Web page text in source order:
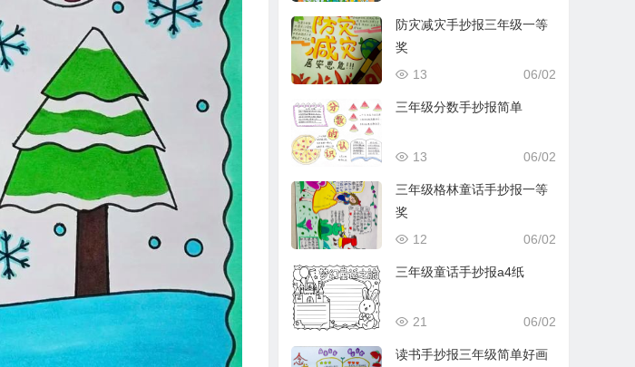
防灾减灾手抄报三年级一等
奖
06/02
13
三年级分数手抄报简单
06/02
13
三年级格林童话手抄报一等
奖
06/02
12
三年级童话手抄报a4纸
06/02
21
读书手抄报三年级简单好画